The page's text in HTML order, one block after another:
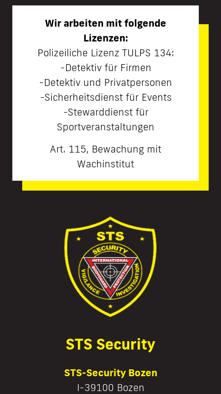
Wir arbeiten mit folgende
Lizenzen:
Polizeiliche Lizenz TULPS 134:
-Detektiv für Firmen
-Detektiv und Privatpersonen
-Sicherheitsdienst für Events
-Stewarddienst für
Sportveranstaltungen
Art. 115, Bewachung mit
Wachinstitut
STS Security
STS-Security Bozen
I-39100 Bozen